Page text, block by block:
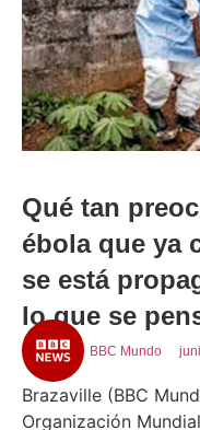
Qué tan
ébola que ya
se está
lo que se
BBC Mundo
Brazaville (BBC
Organización